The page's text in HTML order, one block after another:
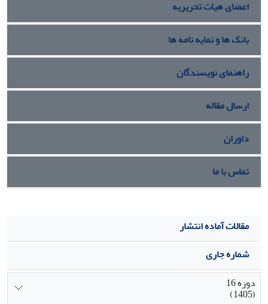
اعضای هیات تحریریه
بانک ها و نمایه نامه ها
راهنمای نویسندگان
ارسال مقاله
داوران
تماس با ما
مقالات آماده انتشار
شماره جاری
دوره 16
(1405)